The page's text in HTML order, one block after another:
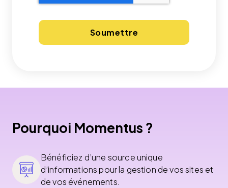
Pourquoi Momentus ?
Bénéficiez d’une source unique
d’informations pour la gestion de vos sites et
de vos événements.